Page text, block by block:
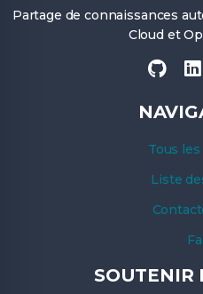
Partage de connaissances
Cloud et
Tous
Liste
SOUTENIR